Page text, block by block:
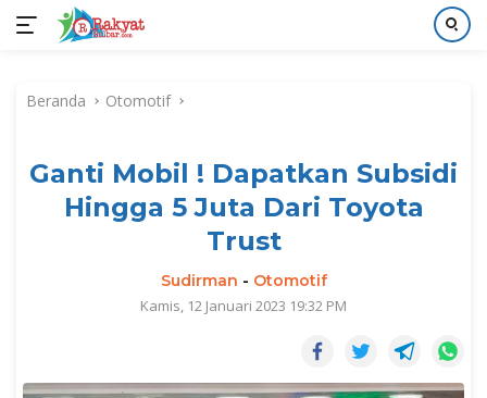
kontenBeranda Otomotif
Ganti Mobil ! Dapatkan Subsidi
Hingga 5 Juta Dari Toyota
Trust
Sudirman - Otomotif
Kamis, 12 Januari 2023 19:32 PM